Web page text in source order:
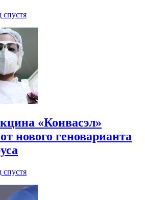
спустя
«Конвасэл»
нового геноварианта
спустя